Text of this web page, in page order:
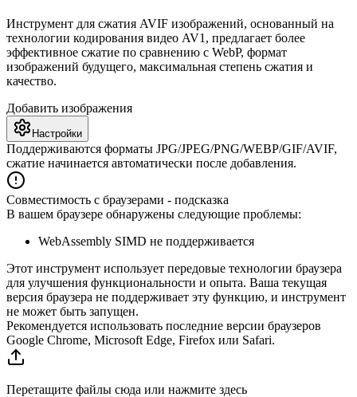
Инструмент для сжатия AVIF изображений, основанный на
технологии кодирования видео AV1, предлагает более
эффективное сжатие по сравнению с WebP, формат
изображений будущего, максимальная степень сжатия и
качество.
Добавить изображения
Настройки
Поддерживаются форматы JPG/JPEG/PNG/WEBP/GIF/AVIF,
сжатие начинается автоматически после добавления.
Совместимость с браузерами - подсказка
В вашем браузере обнаружены следующие проблемы:
WebAssembly SIMD не поддерживается
Этот инструмент использует передовые технологии браузера
для улучшения функциональности и опыта. Ваша текущая
версия браузера не поддерживает эту функцию, и инструмент
не может быть запущен.
Рекомендуется использовать последние версии браузеров
Google Chrome, Microsoft Edge, Firefox или Safari.
Перетащите файлы сюда или нажмите здесь